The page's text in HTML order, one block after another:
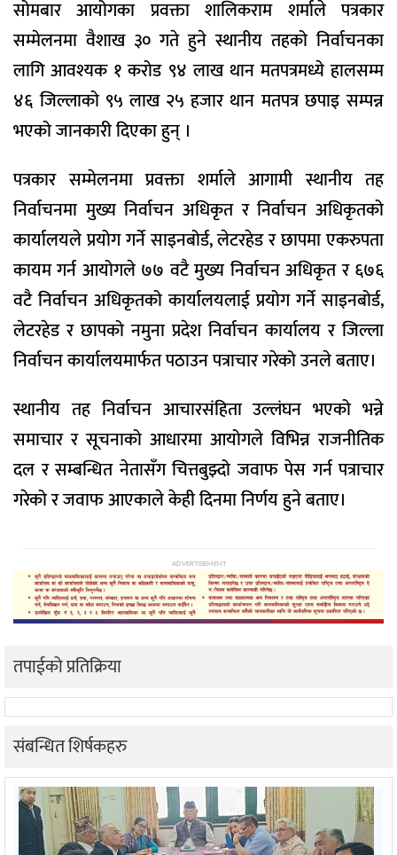
सोमबार आयोगका प्रवक्ता शालिकराम शर्माले पत्रकार
सम्मेलनमा वैशाख ३० गते हुने स्थानीय तहको निर्वाचनका
लागि आवश्यक १ करोड ९४ लाख थान मतपत्रमध्ये हालसम्म
४६ जिल्लाको ९५ लाख २५ हजार थान मतपत्र छपाइ सम्पन्न
भएको जानकारी दिएका हुन् ।
पत्रकार सम्मेलनमा प्रवक्ता शर्माले आगामी स्थानीय तह
निर्वाचनमा मुख्य निर्वाचन अधिकृत र निर्वाचन अधिकृतको
कार्यालयले प्रयोग गर्ने साइनबोर्ड, लेटरहेड र छापमा एकरुपता
कायम गर्न आयोगले ७७ वटै मुख्य निर्वाचन अधिकृत र ६७६
वटै निर्वाचन अधिकृतको कार्यालयलाई प्रयोग गर्ने साइनबोर्ड,
लेटरहेड र छापको नमुना प्रदेश निर्वाचन कार्यालय र जिल्ला
निर्वाचन कार्यालयमार्फत पठाउन पत्राचार गरेको उनले बताए।
स्थानीय तह निर्वाचन आचारसंहिता उल्लंघन भएको भन्ने
समाचार र सूचनाको आधारमा आयोगले विभिन्न राजनीतिक
दल र सम्बन्धित नेतासँग चित्तबुझ्दो जवाफ पेस गर्न पत्राचार
गरेको र जवाफ आएकाले केही दिनमा निर्णय हुने बताए।
ADVERTISEMENT
तपाईको प्रतिक्रिया
संबन्धित शिर्षकहरु